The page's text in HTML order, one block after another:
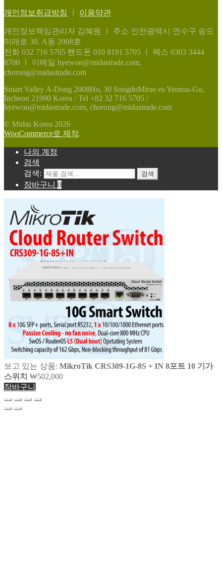
개인정보취급방침 이용약관
개인정보책임관리자 김혜원
주소 인천광역시 연수구 송도
미래로 30, A동 2008호
전화 032 716 5705 핸드폰 010 8191 5705
팩스 0303 3444
8700
이메일 hyewon@midastrade.com,
chorong@midastrade.com
Smart Valley A-Dong 2008Ho, 30 SongdoMirae-ro Yeonsu-Gu,
Incheon 21990 Korea / Tel +82 32 716 5705 /
hyewon@midastrade.com, chorong@midastrade.com
© Midas Korea 2026
WooCommerce로 제작.
나의 계정
검색
검색:
검색
장바구니 0
보고 있는 상품: MikroTik CRS309-1G-8S + IN 8포트 10 기가
스위치 ₩502,000
장바구니